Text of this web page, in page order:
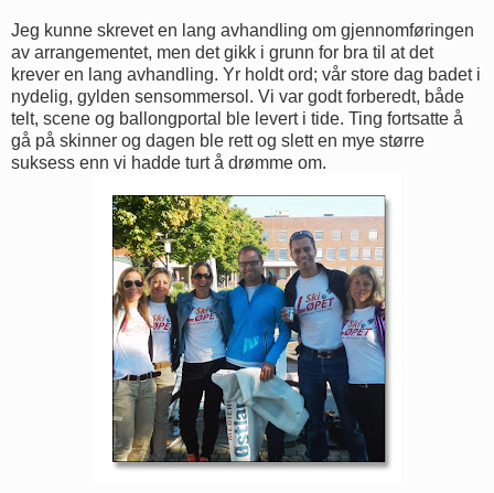
Jeg kunne skrevet en lang avhandling om gjennomføringen
av arrangementet, men det gikk i grunn for bra til at det
krever en lang avhandling. Yr holdt ord; vår store dag badet i
nydelig, gylden sensommersol. Vi var godt forberedt, både
telt, scene og ballongportal ble levert i tide. Ting fortsatte å
gå på skinner og dagen ble rett og slett en mye større
suksess enn vi hadde turt å drømme om.